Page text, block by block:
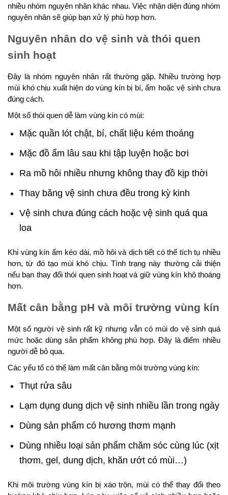
nhiều nhóm nguyên nhân khác nhau. Việc nhận diện đúng nhóm
nguyên nhân sẽ giúp bạn xử lý phù hợp hơn.
Nguyên nhân do vệ sinh và thói quen
sinh hoạt
Đây là nhóm nguyên nhân rất thường gặp. Nhiều trường hợp
mùi khó chịu xuất hiện do vùng kín bị bí, ẩm hoặc vệ sinh chưa
đúng cách.
Một số thói quen dễ làm vùng kín có mùi:
Mặc quần lót chật, bí, chất liệu kém thoáng
Mặc đồ ẩm lâu sau khi tập luyện hoặc bơi
Ra mồ hôi nhiều nhưng không thay đồ kịp thời
Thay băng vệ sinh chưa đều trong kỳ kinh
Vệ sinh chưa đúng cách hoặc vệ sinh quá qua
loa
Khi vùng kín ẩm kéo dài, mồ hôi và dịch tiết có thể tích tụ nhiều
hơn, từ đó tạo mùi khó chịu. Tình trạng này thường cải thiện
nếu bạn thay đổi thói quen sinh hoạt và giữ vùng kín khô thoáng
hơn.
Mất cân bằng pH và môi trường vùng kín
Một số người vệ sinh rất kỹ nhưng vẫn có mùi do vệ sinh quá
mức hoặc dùng sản phẩm không phù hợp. Đây là điểm nhiều
người dễ bỏ qua.
Các yếu tố có thể làm mất cân bằng môi trường vùng kín:
Thụt rửa sâu
Lạm dụng dung dịch vệ sinh nhiều lần trong ngày
Dùng sản phẩm có hương thơm mạnh
Dùng nhiều loại sản phẩm chăm sóc cùng lúc (xịt
thơm, gel, dung dịch, khăn ướt có mùi…)
Khi môi trường vùng kín bị xáo trộn, mùi có thể thay đổi theo